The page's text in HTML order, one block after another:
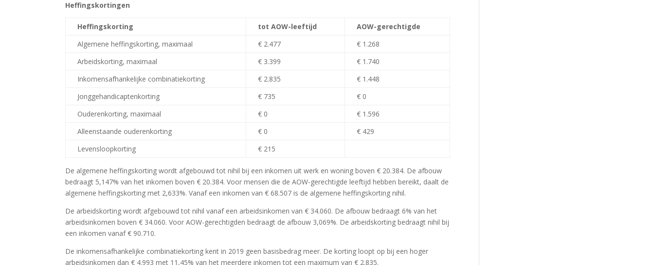
Heffingskortingen
Heffingskorting tot AOW-leeftijd
AOW-gerechtigde
Algemene heffingskorting, maximaal
€ 2.477
€ 1.268
Arbeidskorting, maximaal
€ 3.399
€ 1.740
Inkomensafhankelijke combinatiekorting
€ 2.835
€ 1.448
Jonggehandicaptenkorting
€ 735
€ 0
Ouderenkorting, maximaal
€ 0
€ 1.596
Alleenstaande ouderenkorting
€ 0
€ 429
Levensloopkorting
€ 215
De algemene heffingskorting wordt afgebouwd tot nihil bij een inkomen uit werk en woning boven € 20.384. De afbouw
bedraagt 5,147% van het inkomen boven € 20.384. Voor mensen die de AOW-gerechtigde leeftijd hebben bereikt, daalt de
algemene heffingskorting met 2,633%. Vanaf een inkomen van € 68.507 is de algemene heffingskorting nihil.
De arbeidskorting wordt afgebouwd tot nihil vanaf een arbeidsinkomen van € 34.060. De afbouw bedraagt 6% van het
arbeidsinkomen boven € 34.060. Voor AOW-gerechtigden bedraagt de afbouw 3,069%. De arbeidskorting bedraagt nihil bij
een inkomen vanaf € 90.710.
De inkomensafhankelijke combinatiekorting kent in 2019 geen basisbedrag meer. De korting loopt op bij een hoger
arbeidsinkomen dan € 4.993 met 11,45% van het meerdere inkomen tot een maximum van € 2.835.